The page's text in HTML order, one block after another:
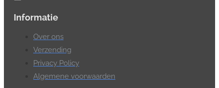
Informatie
Over ons
Verzending
Privacy Policy
Algemene voorwaarden